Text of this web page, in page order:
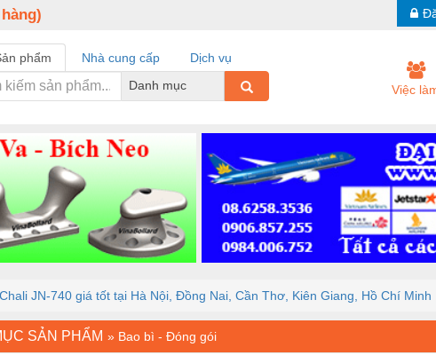
phẩm Nhà cung cấp
Dịch vụ
Danh mục
Việc
JN-740 giá tốt tại Hà Nội, Đồng Nai, Cần Thơ, Kiên Giang, Hồ Chí Minh
SẢN PHẨM » Bao bì - Đóng gói